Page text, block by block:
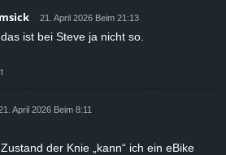
21. April 2026 Beim 21:13
ist bei Steve ja nicht so.
April 2026 Beim 8:11
der Knie „kann“ ich ein eBike